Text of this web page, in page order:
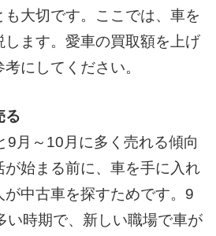
大切です。ここでは、車を
ます。愛車の買取額を上げ
にしてください。
る
9月～10月に多く売れる傾向
始まる前に、車を手に入れ
中古車を探すためです。9
い時期で、新しい職場で車が